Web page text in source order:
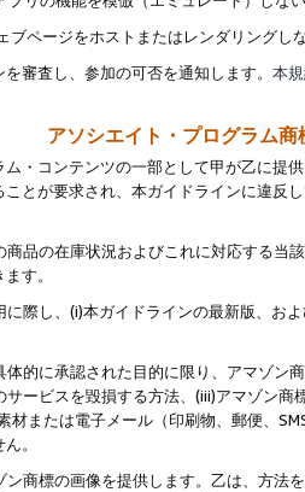
ブページをホストまたはレンダリングし
審査し、参加の可否を通知します。 本
アソシエイト・プログラム
・コンテンツの一部として甲が乙に提
とが要求され、本ガイドラインに違反
商品の在庫状況およびこれに対応する
す。
に際し、(i)本ガイドラインの最新版、お
体的に承認された目的に限り、アマゾン
ービスを毀損する方法、(iii)アマゾン
材または電子メール（印刷物、郵便、
。
ン商標の画像を提供します。乙は、方